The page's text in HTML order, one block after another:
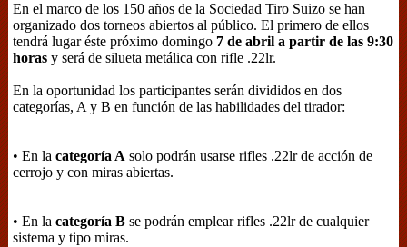
En el marco de los 150 años de la Sociedad Tiro Suizo se han
organizado dos torneos abiertos al público. El primero de ellos
tendrá lugar éste próximo domingo 7 de abril a partir de las 9:30
horas y será de silueta metálica con rifle .22lr.
En la oportunidad los participantes serán divididos en dos
categorías, A y B en función de las habilidades del tirador:
• En la categoría A solo podrán usarse rifles .22lr de acción de
cerrojo y con miras abiertas.
• En la categoría B se podrán emplear rifles .22lr de cualquier
sistema y tipo miras.